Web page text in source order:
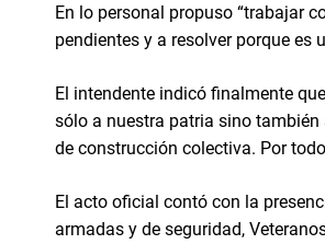
En lo personal propuso “trabajar
pendientes y a resolver porque es
El intendente indicó finalmente
sólo a nuestra patria sino
de construcción colectiva. Por
El acto oficial contó con la
armadas y de seguridad,